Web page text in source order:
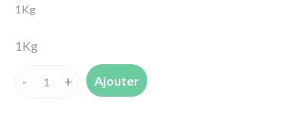
1Kg
1Kg
quantité
Ajouter